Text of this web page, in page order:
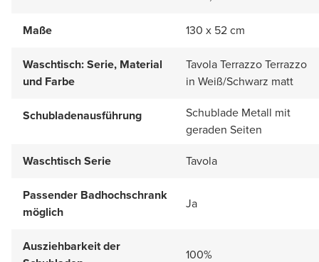
Maße 130 x 52 cm
Waschtisch: Serie, Material
und Farbe
Tavola Terrazzo Terrazzo
in Weiß/Schwarz matt
Schubladenausführung
Schublade Metall mit
geraden Seiten
Waschtisch Serie
Tavola
Passender Badhochschrank
möglich
Ja
Ausziehbarkeit der
100%